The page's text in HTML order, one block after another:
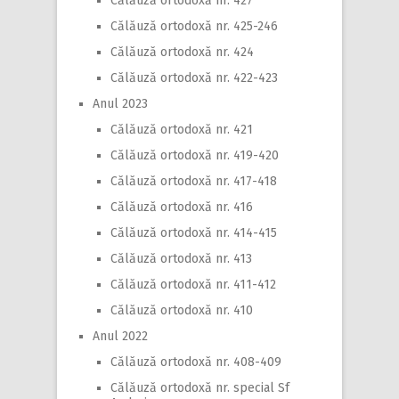
Călăuză ortodoxă nr. 425-246
Călăuză ortodoxă nr. 424
Călăuză ortodoxă nr. 422-423
Anul 2023
Călăuză ortodoxă nr. 421
Călăuză ortodoxă nr. 419-420
Călăuză ortodoxă nr. 417-418
Călăuză ortodoxă nr. 416
Călăuză ortodoxă nr. 414-415
Călăuză ortodoxă nr. 413
Călăuză ortodoxă nr. 411-412
Călăuză ortodoxă nr. 410
Anul 2022
Călăuză ortodoxă nr. 408-409
Călăuză ortodoxă nr. special Sf